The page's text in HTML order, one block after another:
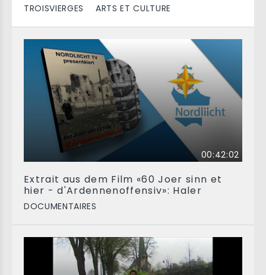
TROISVIERGES ARTS ET CULTURE
00:42:02
Extrait aus dem Film «60 Joer sinn et
hier - d'Ardennenoffensiv»: Haler
DOCUMENTAIRES